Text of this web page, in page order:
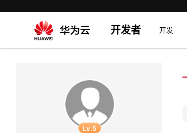
开发者 开发
Lv.5